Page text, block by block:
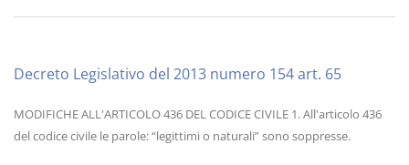
Decreto Legislativo del 2013 numero 154 art. 65
MODIFICHE ALL'ARTICOLO 436 DEL CODICE CIVILE 1. All'articolo 436
del codice civile le parole: “legittimi o naturali” sono soppresse.